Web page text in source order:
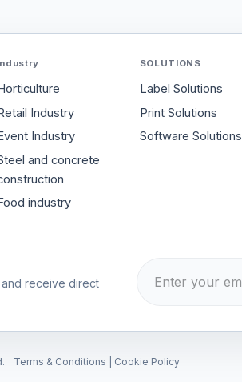
Industry
Industry
and concrete
Food industry
SOLUTIONS
Label Solutions
Print Solutions
Software Solutions
and receive direct
Terms & Conditions Cookie Policy